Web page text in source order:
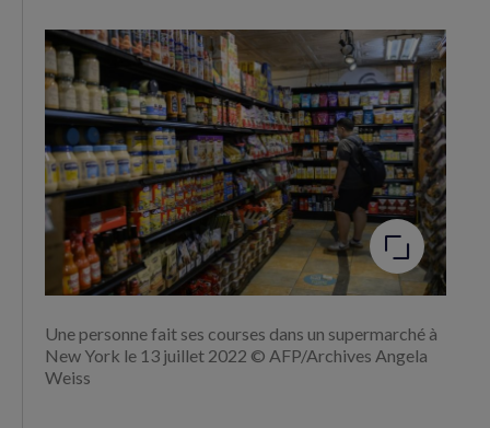
Facebook
(nouvelle
fenêtre)
Twitter
(nouvelle
fenêtre)
Agrandir
l'image
Une personne fait ses courses dans un supermarché à
New York le 13 juillet 2022 © AFP/Archives Angela
Weiss